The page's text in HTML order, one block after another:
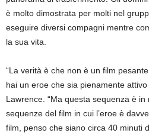
è molto dimostrata per molti nel
eseguire diversi compagni mentre
la sua vita.
“La verità è che non è un film
hai un eroe che sia pienamente
Lawrence. “Ma questa sequenza è
sequenze del film in cui l’eroe è
film, penso che siano circa 40 minuti